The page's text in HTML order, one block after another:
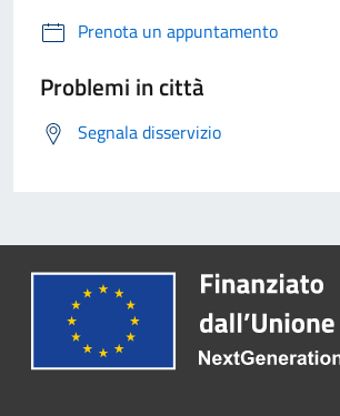
Prenota un appuntamento
Problemi in città
Segnala disservizio